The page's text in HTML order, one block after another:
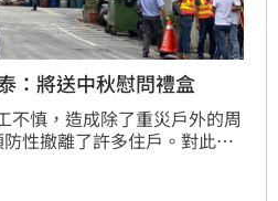
：將送中秋慰問禮盒
不慎，造成除了重災戶外的周
性撤離了許多住戶。對此，
。